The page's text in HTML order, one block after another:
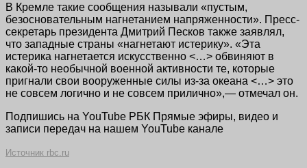
В Кремле такие сообщения называли «пустым,
безосновательным нагнетанием напряженности». Пресс-
секретарь президента Дмитрий Песков также заявлял,
что западные страны «нагнетают истерику». «Эта
истерика нагнетается искусственно <…> обвиняют в
какой-то необычной военной активности те, которые
пригнали свои вооруженные силы из-за океана <…> это
не совсем логично и не совсем прилично»,— отмечал он.
Подпишись на YouTube РБК Прямые эфиры, видео и
записи передач на нашем YouTube канале
Источник rbc.ru